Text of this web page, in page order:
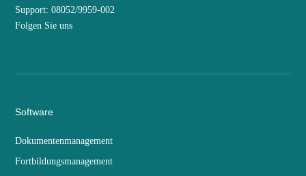
Support: 08052/9959-002
Folgen Sie uns
Software
Dokumentenmanagement
Fortbildungsmanagement